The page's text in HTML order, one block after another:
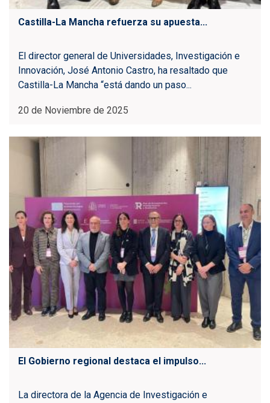
Castilla-La Mancha refuerza su apuesta...
El director general de Universidades, Investigación e
Innovación, José Antonio Castro, ha resaltado que
Castilla-La Mancha “está dando un paso...
20 de Noviembre de 2025
El Gobierno regional destaca el impulso...
La directora de la Agencia de Investigación e